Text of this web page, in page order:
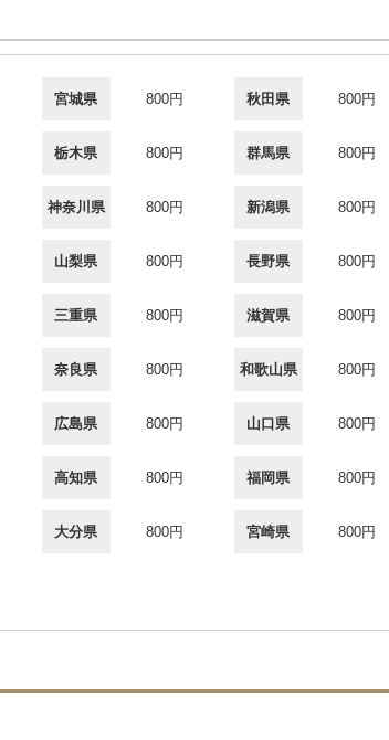
宮城県 800円 秋田県 800円
栃木県 800円 群馬県 800円
神奈川県 800円 新潟県 800円
山梨県 800円 長野県 800円
三重県 800円 滋賀県 800円
奈良県 800円 和歌山県 800円
広島県 800円 山口県 800円
高知県 800円 福岡県 800円
大分県 800円 宮崎県 800円